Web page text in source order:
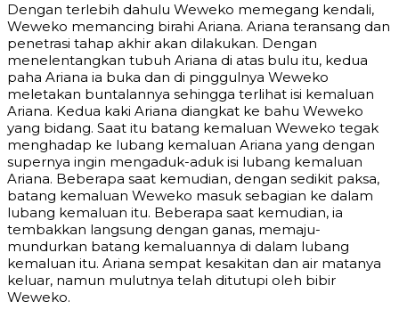
Dengan terlebih dahulu Weweko memegang kendali,
Weweko memancing birahi Ariana. Ariana teransang dan
penetrasi tahap akhir akan dilakukan. Dengan
menelentangkan tubuh Ariana di atas bulu itu, kedua
paha Ariana ia buka dan di pinggulnya Weweko
meletakan buntalannya sehingga terlihat isi kemaluan
Ariana. Kedua kaki Ariana diangkat ke bahu Weweko
yang bidang. Saat itu batang kemaluan Weweko tegak
menghadap ke lubang kemaluan Ariana yang dengan
supernya ingin mengaduk-aduk isi lubang kemaluan
Ariana. Beberapa saat kemudian, dengan sedikit paksa,
batang kemaluan Weweko masuk sebagian ke dalam
lubang kemaluan itu. Beberapa saat kemudian, ia
tembakkan langsung dengan ganas, memaju-
mundurkan batang kemaluannya di dalam lubang
kemaluan itu. Ariana sempat kesakitan dan air matanya
keluar, namun mulutnya telah ditutupi oleh bibir
Weweko.